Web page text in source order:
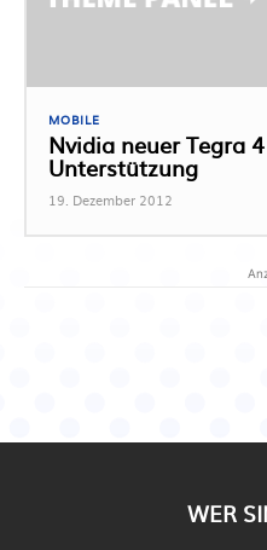
MOBILE
Nvidia neuer Tegra
Unterstützung
19. Dezember 2012
WER